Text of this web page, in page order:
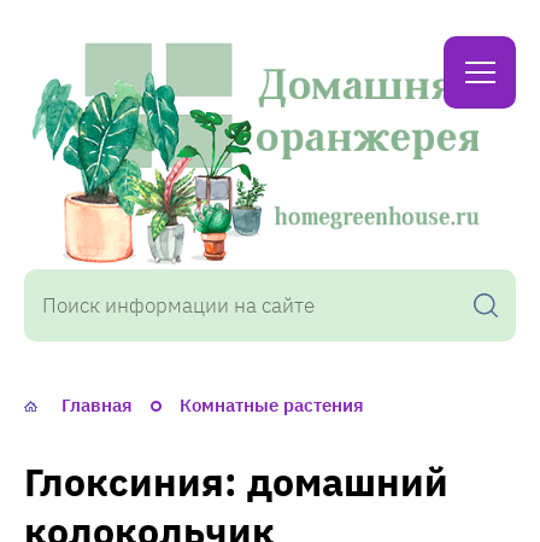
Домашняя
оранжерея
Главная Комнатные растения
Глоксиния: домашний
колокольчик